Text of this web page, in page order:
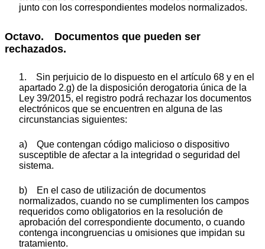
junto con los correspondientes modelos normalizados.
Octavo. Documentos que pueden ser
rechazados.
1. Sin perjuicio de lo dispuesto en el artículo 68 y en el
apartado 2.g) de la disposición derogatoria única de la
Ley 39/2015, el registro podrá rechazar los documentos
electrónicos que se encuentren en alguna de las
circunstancias siguientes:
a) Que contengan código malicioso o dispositivo
susceptible de afectar a la integridad o seguridad del
sistema.
b) En el caso de utilización de documentos
normalizados, cuando no se cumplimenten los campos
requeridos como obligatorios en la resolución de
aprobación del correspondiente documento, o cuando
contenga incongruencias u omisiones que impidan su
tratamiento.